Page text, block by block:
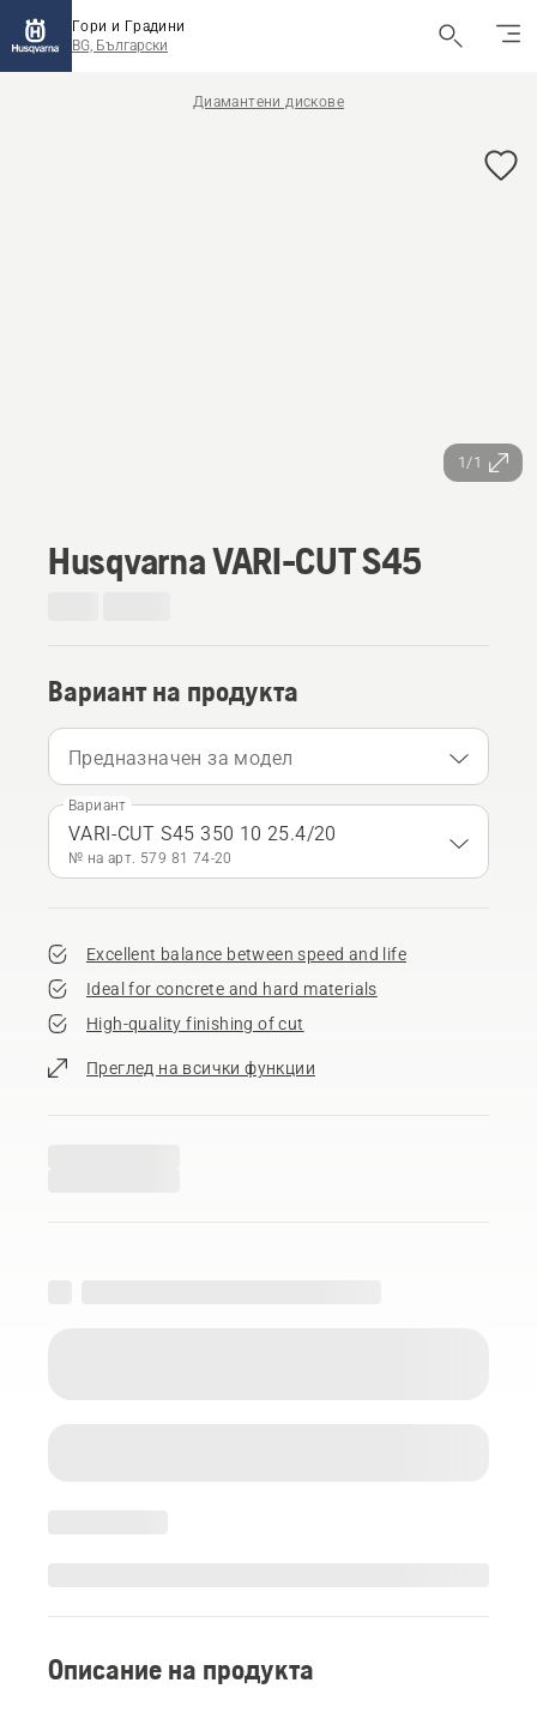
Гори и Градини
BG, Български
Диамантени дискове
1/1
Husqvarna VARI-CUT S45
Вариант на продукта
Предназначен за модел
Вариант
VARI-CUT S45 350 10 25.4/20
№ на арт. 579 81 74‑20
Excellent balance between speed and life
Ideal for concrete and hard materials
High-quality finishing of cut
Преглед на всички функции
Описание на продукта